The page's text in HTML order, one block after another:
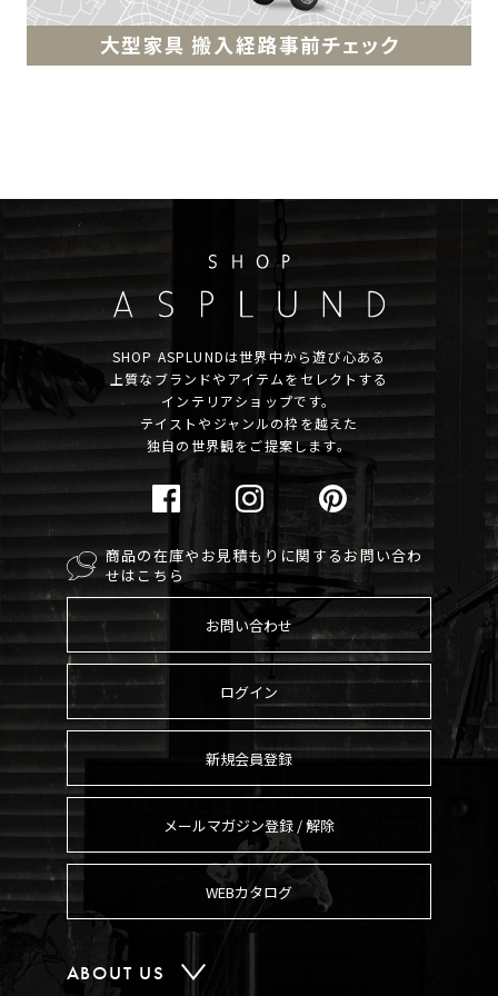
SHOP ASPLUNDは世界中から遊び心ある
上質なブランドやアイテムをセレクトする
インテリアショップです。
テイストやジャンルの枠を越えた
独自の世界観をご提案します。
商品の在庫やお見積もりに関するお問い合わ
せはこちら
お問い合わせ
ログイン
新規会員登録
メールマガジン登録 / 解除
WEBカタログ
ABOUT US